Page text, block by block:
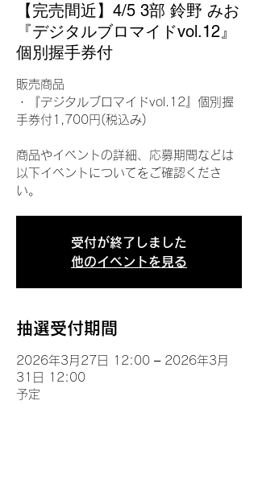
【完売間近】4/5 3部 鈴野 みお
『デジタルブロマイドvol.12』
個別握手券付
販売商品
・『デジタルブロマイドvol.12』個別握
手券付1,700円(税込み)
商品やイベントの詳細、応募期間などは
以下イベントについてをご確認くださ
い。
受付が終了しました
他のイベントを見る
抽選受付期間
2026年3月27日 12:00 – 2026年3月
31日 12:00
予定